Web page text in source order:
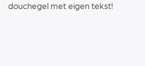
douchegel met eigen tekst!